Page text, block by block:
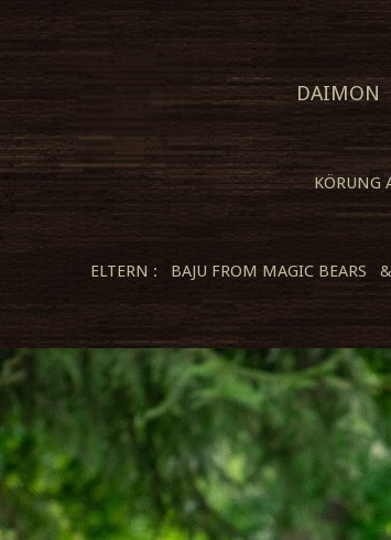
DAIMON
KÖRUNG
ELTERN : BAJU FROM MAGIC BEARS